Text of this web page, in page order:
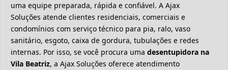
uma equipe preparada, rápida e confiável. A Ajax
Soluções atende clientes residenciais, comerciais e
condomínios com serviço técnico para pia, ralo, vaso
sanitário, esgoto, caixa de gordura, tubulações e redes
internas. Por isso, se você procura uma desentupidora na
Vila Beatriz, a Ajax Soluções oferece atendimento